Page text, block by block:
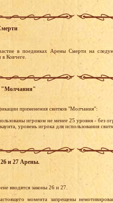
в поединках Арены Смерти на
Ковчеге.
"Молчания"
применения свитков "Молчания":
игроком не менее 25 уровня - без
уровень игрока для использования
и 27 Арены.
вводятся законы 26 и 27.
момента запрещены